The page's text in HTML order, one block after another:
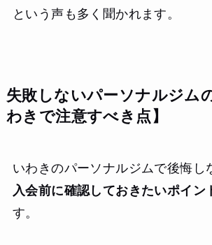
という声も多く聞かれます。
失敗しないパーソナルジム
わきで注意すべき点】
いわきのパーソナルジムで後悔し
入会前に確認しておきたいポイン
す。